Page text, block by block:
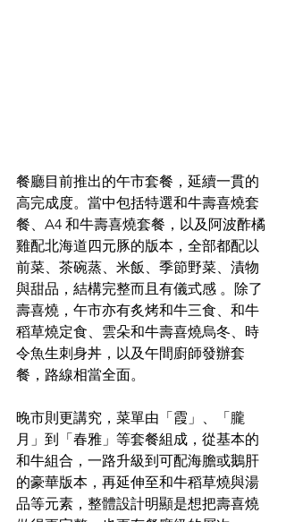
餐廳目前推出的午市套餐，延續一貫的
高完成度。當中包括特選和牛壽喜燒套
餐、A4 和牛壽喜燒套餐，以及阿波酢橘
雞配北海道四元豚的版本，全部都配以
前菜、茶碗蒸、米飯、季節野菜、漬物
與甜品，結構完整而且有儀式感 。除了
壽喜燒，午市亦有炙烤和牛三食、和牛
稻草燒定食、雲朵和牛壽喜燒烏冬、時
令魚生刺身丼，以及午間廚師發辦套
餐，路線相當全面。
晚市則更講究，菜單由「霞」、「朧
月」到「春雅」等套餐組成，從基本的
和牛組合，一路升級到可配海膽或鵝肝
的豪華版本，再延伸至和牛稻草燒與湯
品等元素，整體設計明顯是想把壽喜燒